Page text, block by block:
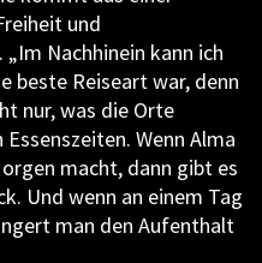
und
Nachhinein kann ich
beste Reiseart war, denn
nur, was die Orte
Wenn Alma
macht, dann gibt es
Und wenn an einem Tag
man den Aufenthalt